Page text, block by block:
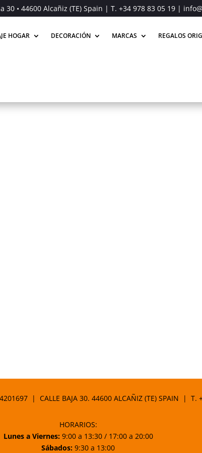
30 • 44600 Alcañiz (TE) Spain | T. +34 978 83 05 19|
HOGAR DECORACIÓN MARCAS REGALOS
| CALLE BAJA 30. 44600 ALCAÑIZ (TE) SPAIN | T.
HORARIOS:
Lunes a Viernes:9:00 a 13:30 / 17:00 a 20:00
Sábados: 9:30 a 13:00